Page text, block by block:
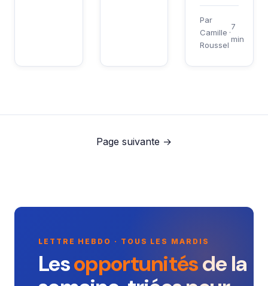
Par
Camille
Roussel
·
7
min
Page suivante →
LETTRE HEBDO · TOUS LES MARDIS
Lesopportunitésde la